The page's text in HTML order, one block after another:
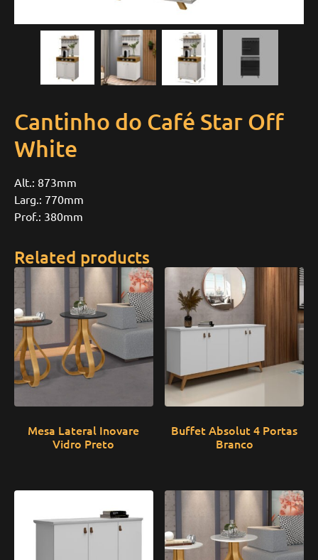
Cantinho do Café Star Off
White
Alt.: 873mm
Larg.: 770mm
Prof.: 380mm
Related products
Mesa Lateral Inovare
Vidro Preto
Buffet Absolut 4 Portas
Branco